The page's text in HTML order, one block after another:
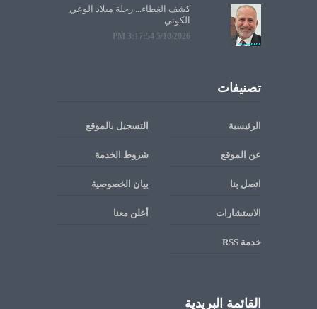
كشف الغطاء... رحلة ميلاد الوعي
الكوني
5/10/2026 3:17:54 PM
تصنيفات
الرئيسية التسجيل بالموقع
عن الموقع شروط الخدمة
اتصل بنا بيان الخصوصية
الاستشارات أعلن معنا
خدمة RSS
القائمة البريدية